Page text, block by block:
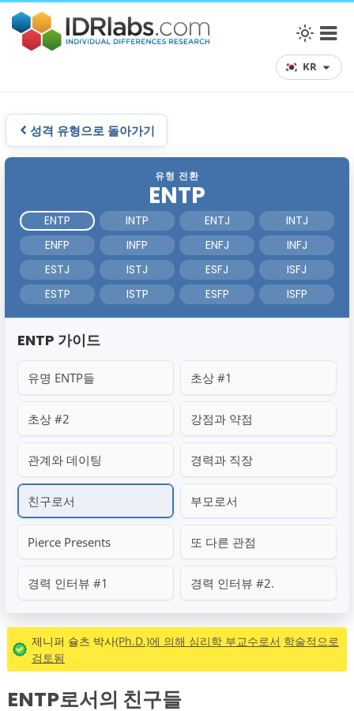
KR
성격 유형으로 돌아가기
유형 전환
ENTP
ENTP INTP ENTJ
INTJ
ENFP
INFP ENFJ
INFJ
ESTJ
ISTJ ESFJ
ISFJ
ESTP
ISTP ESFP ISFP
ENTP 가이드
유명 ENTP들 초상 #1
초상 #2 강점과 약점
관계와 데이팅 경력과 직장
친구로서 부모로서
Pierce Presents 또 다른 관점
경력 인터뷰 #1 경력 인터뷰 #2.
제니퍼 슐츠 박사(Ph.D.)에 의해 심리학 부교수로서 학술적으로
검토됨
ENTP로서의 친구들